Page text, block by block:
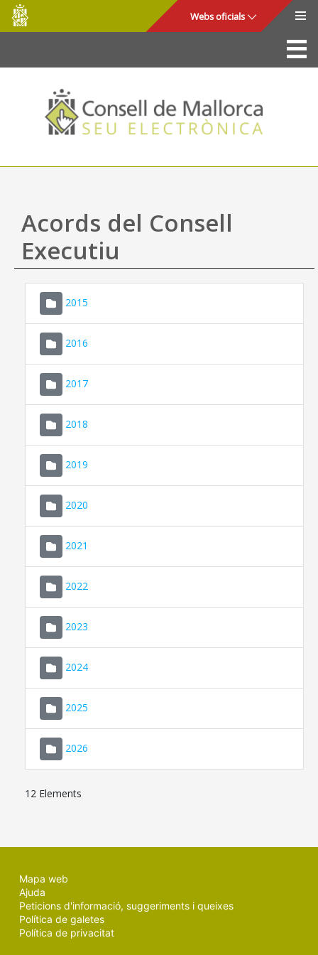
Salta al contingut principal
Consell
de
Mallorca
Webs oficials
La Seu
Consell de Mallorca
Accés i seguretat
Utilitats
Ajuda
Acords del Consell
Executiu
2015
2016
2017
2018
2019
2020
2021
2022
2023
2024
2025
2026
12 Elements
Mapa web
Ajuda
Peticions d'informació, suggeriments i queixes
Política de galetes
Política de privacitat